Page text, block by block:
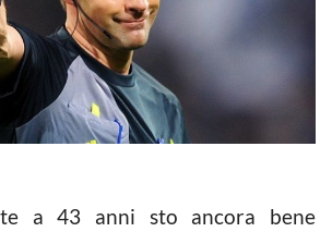
a 43 anni sto ancora bene